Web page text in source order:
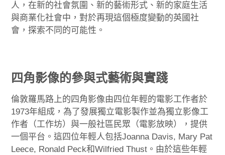
人，在新的社會氛圍、新的藝術形式、新的家庭生活
與商業化社會中，對於再現這個極度變動的英國社
會，探索不同的可能性。
四角影像的參與式藝術與實踐
倫敦羅馬路上的四角影像由四位年輕的電影工作者於
1973年組成，為了發展獨立電影製作並為獨立影像工
作者（工作坊）與一般社區民眾（電影放映），提供
一個平台。這四位年輕人包括Joanna Davis, Mary Pat
Leece, Ronald Peck和Wilfried Thust。由於這些年輕